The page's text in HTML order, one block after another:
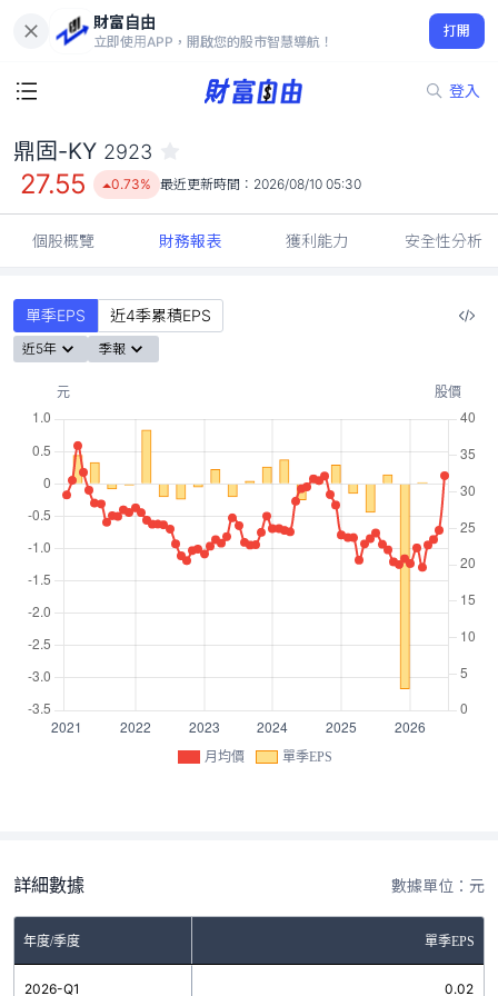
財富自由
立即使用APP，開啟您的股市智慧導航！
打開
登入
27.55
0.73%
鼎固-KY 2923
27.55 0.73% 最近更新時間： 2026/08/10 05:30
個股概覽 財務報表 獲利能力 安全性分析
單季EPS 近4季累積EPS
近5年 季報
月均價 單季EPS
詳細數據 數據單位：元
年度/季度 單季EPS
2026-Q1 0.02